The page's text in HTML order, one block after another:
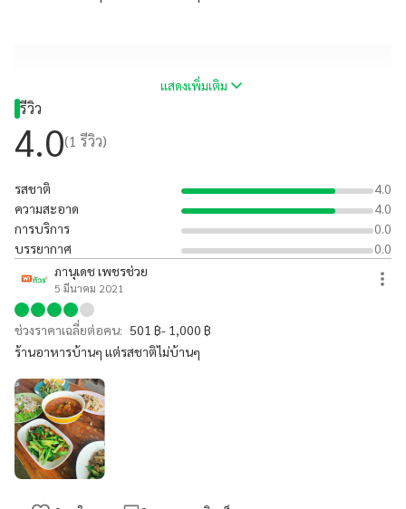
แสดงเพิ่มเติม
รีวิว
4.0(1 รีวิว)
รสชาติ
4.0
ความสะอาด
4.0
การบริการ
0.0
บรรยากาศ
0.0
ภานุเดช เพชรช่วย
5 มีนาคม 2021
ช่วงราคาเฉลี่ยต่อคน: 501 ฿- 1,000 ฿
ร้านอาหารบ้านๆ แต่รสชาติไม่บ้านๆ